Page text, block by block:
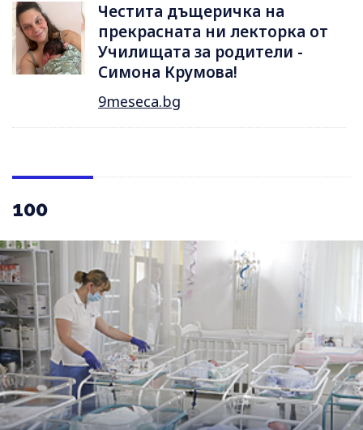
Честита дъщеричка на
прекрасната ни лекторка от
Училищата за родители -
Симона Крумова!
9meseca.bg
100